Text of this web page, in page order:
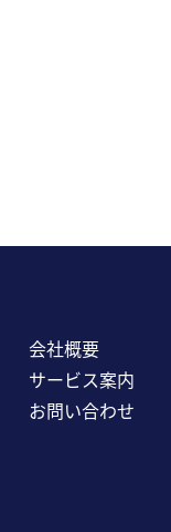
会社概要
サービス案内
お問い合わせ